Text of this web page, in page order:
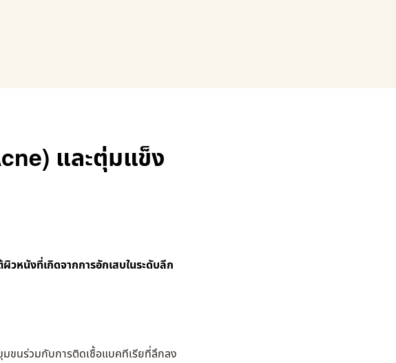
และตุ่มแข็ง
หนังที่เกิดจากการอักเสบในระดับลึก
มขนร่วมกับการติดเชื้อแบคทีเรียที่ลึกลง